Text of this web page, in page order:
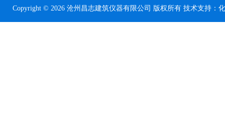
Copyright © 2026 沧州昌志建筑仪器有限公司 版权所有 技术支持：